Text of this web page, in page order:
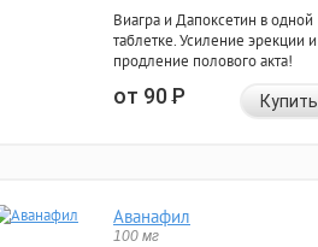
Виагра и Дапоксетин в одной
таблетке. Усиление эрекции и
продление полового акта!
от 90Р Купить
Аванафил
100 мг